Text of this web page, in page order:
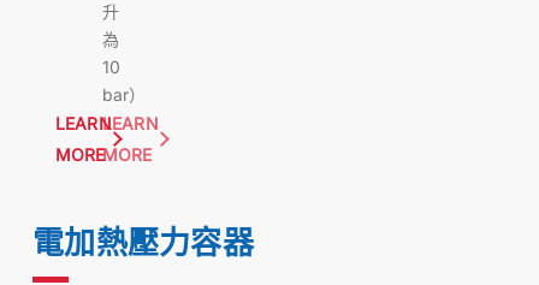
LEARN
MORE
升
為
10
bar）
LEARN
MORE
電加熱壓力容器